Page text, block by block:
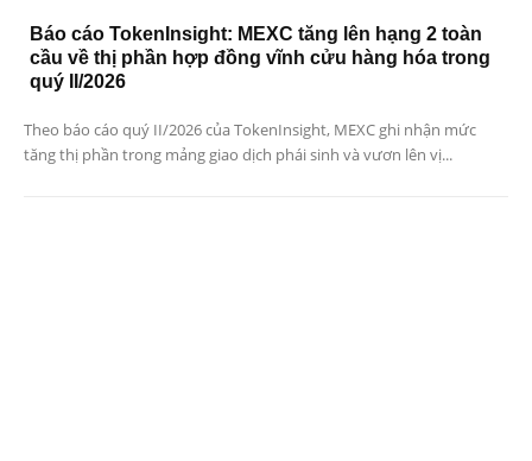
Báo cáo TokenInsight: MEXC tăng lên hạng 2 toàn
cầu về thị phần hợp đồng vĩnh cửu hàng hóa trong
quý II/2026
Theo báo cáo quý II/2026 của TokenInsight, MEXC ghi nhận mức
tăng thị phần trong mảng giao dịch phái sinh và vươn lên vị...